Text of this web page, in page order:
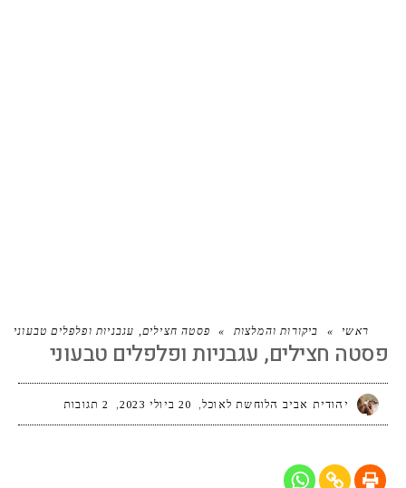
ראשי » ביקורות והמלצות » פסטה חצילים, עגבניות ופלפלים טבעוני
פסטה חצילים, עגבניות ופלפלים טבעוני
יהודית אביב הלוחשת לאוכל 20 ביולי 2023 2 תגובות